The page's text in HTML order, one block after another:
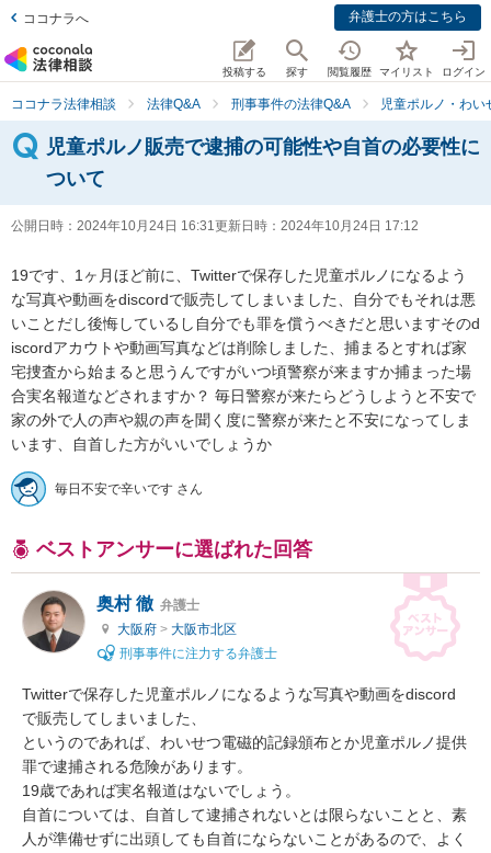
ココナラへ 弁護士の方はこちら
投稿する 探す 閲覧履歴 マイリスト ログイン
ココナラ法律相談 法律Q&A 刑事事件の法律Q&A 児童ポルノ・わ
児童ポルノ販売で逮捕の可能性や自首の必要性に
ついて
公開日時： 2024年10月24日 16:31更新日時： 2024年10月24日 17:12
19です、1ヶ月ほど前に、Twitterで保存した児童ポルノになるよう
な写真や動画をdiscordで販売してしまいました、自分でもそれは悪
いことだし後悔しているし自分でも罪を償うべきだと思いますそのd
iscordアカウトや動画写真などは削除しました、捕まるとすれば家
宅捜査から始まると思うんですがいつ頃警察が来ますか捕まった場
合実名報道などされますか？ 毎日警察が来たらどうしようと不安で
家の外で人の声や親の声を聞く度に警察が来たと不安になってしま
います、自首した方がいいでしょうか
毎日不安で辛いです さん
ベストアンサーに選ばれた回答
奥村 徹 弁護士
大阪府 > 大阪市北区
刑事事件に注力する弁護士
Twitterで保存した児童ポルノになるような写真や動画をdiscord
で販売してしまいました、
というのであれば、わいせつ電磁的記録頒布とか児童ポルノ提供
罪で逮捕される危険があります。
19歳であれば実名報道はないでしょう。
自首については、自首して逮捕されないとは限らないことと、素
人が準備せずに出頭しても自首にならないことがあるので、よく